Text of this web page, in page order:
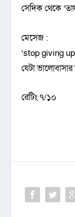
সেদিক থেকে
মেসেজ :
‘stop giving
যেটা
রেটিং ৭/১০